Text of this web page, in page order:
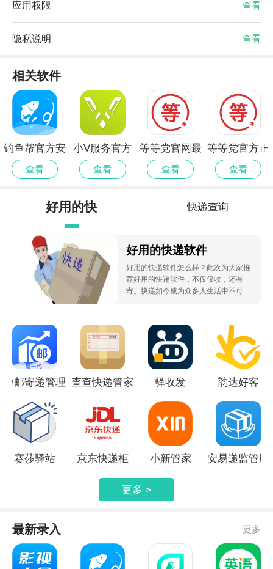
应用权限 查看
隐私说明 查看
相关软件
钓鱼帮官方安
卓版
查看
小V服务官方
安卓版
查看
等等党官网最
新版
查看
等等党官方正
版
查看
好用的快
递软件
快递查询
好用的快递软件
好用的快递软件怎么样？此次为大家推
荐好用的快递软件，不仅仅收，还有
寄。快递如今成为众多人生活中不可缺
购一些东西，给家人朋友寄一些东西，
都会用到。此次带来的快递软件，都比
较好用，有需要的朋友，快来下载吧！
中邮寄递管理 查查快递管家 驿收发 韵达好客
赛莎驿站 京东快递柜 小新管家 安易递监管版
更多 >
最新录入 更多